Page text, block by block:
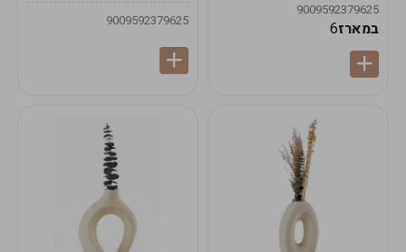
9009592379625
במארז6
9009592379625